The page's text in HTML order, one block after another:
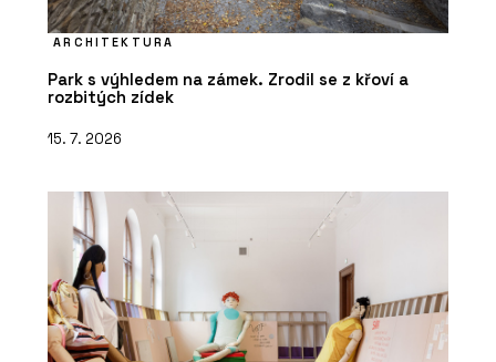
ARCHITEKTURA
Park s výhledem na zámek. Zrodil se z křoví a
rozbitých zídek
15. 7. 2026